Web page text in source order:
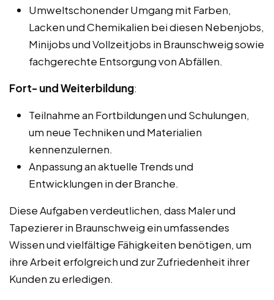
Umweltschonender Umgang mit Farben,
Lacken und Chemikalien bei diesen Nebenjobs,
Minijobs und Vollzeitjobs in Braunschweig sowie
fachgerechte Entsorgung von Abfällen.
Fort- und Weiterbildung:
Teilnahme an Fortbildungen und Schulungen,
um neue Techniken und Materialien
kennenzulernen.
Anpassung an aktuelle Trends und
Entwicklungen in der Branche.
Diese Aufgaben verdeutlichen, dass Maler und
Tapezierer in Braunschweig ein umfassendes
Wissen und vielfältige Fähigkeiten benötigen, um
ihre Arbeit erfolgreich und zur Zufriedenheit ihrer
Kunden zu erledigen.